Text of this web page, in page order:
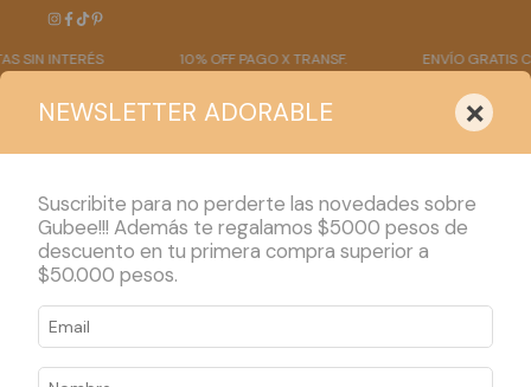
10% OFF PAGO X TRANSF. ENVÍO GRATIS COMPRA SUP
PRODUCTOS
NEWSLETTER ADORABLE ×
Suscribite para no perderte las novedades sobre
Gubee!!! Además te regalamos $5000 pesos de
descuento en tu primera compra superior a
$50.000 pesos.